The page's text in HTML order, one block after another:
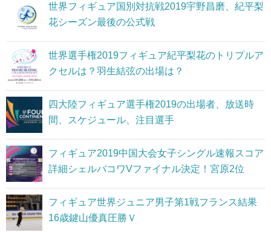
世界フィギュア国別対抗戦2019宇野昌磨、紀平梨
花シーズン最後の公式戦
世界選手権2019フィギュア紀平梨花のトリプルア
クセルは？羽生結弦の出場は？
四大陸フィギュア選手権2019の出場者、放送時
間、スケジュール、注目選手
フィギュア2019中国大会女子シングル速報スコア
詳細シェルバコワVファイナル決定！宮原2位
フィギュア世界ジュニア男子第1戦フランス結果
16歳鍵山優真圧勝Ｖ